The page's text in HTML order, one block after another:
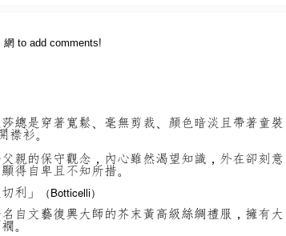
網 to add comments!
總是穿著寬鬆、毫無剪裁、顏色暗淡且帶著童裝
襟衫。
親的保守觀念，內心雖然渴望知識，外在卻刻意
得自卑且不知所措。
利」 （Botticelli）
自文藝復興大師的芥末黃高級絲綢禮服，擁有大
。